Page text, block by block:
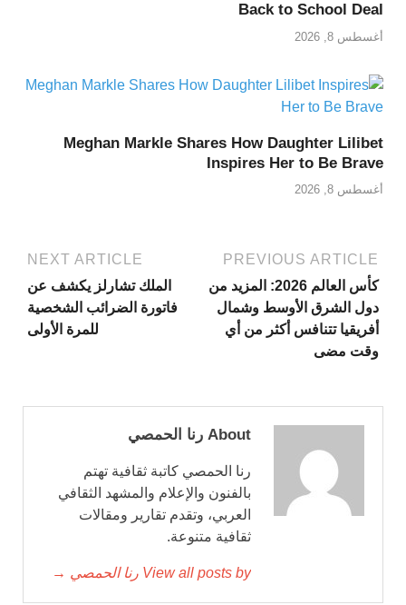
Back to School Deal
أغسطس 8, 2026
Meghan Markle Shares How Daughter Lilibet
Inspires Her to Be Brave
أغسطس 8, 2026
PREVIOUS ARTICLE
كأس العالم 2026: المزيد من
دول الشرق الأوسط وشمال
أفريقيا تتنافس أكثر من أي
وقت مضى
NEXT ARTICLE
الملك تشارلز يكشف عن
فاتورة الضرائب الشخصية
للمرة الأولى
About رنا الحمصي
رنا الحمصي كاتبة ثقافية تهتم
بالفنون والإعلام والمشهد الثقافي
العربي، وتقدم تقارير ومقالات
ثقافية متنوعة.
View all posts by رنا الحمصي →